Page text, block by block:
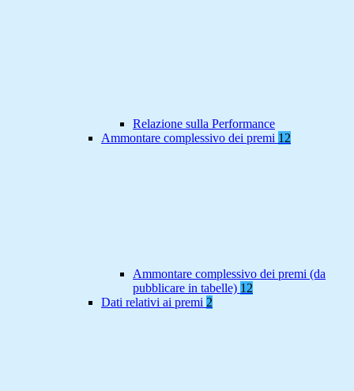
Relazione sulla Performance
Ammontare complessivo dei premi 12
Ammontare complessivo dei premi (da
pubblicare in tabelle) 12
Dati relativi ai premi 2